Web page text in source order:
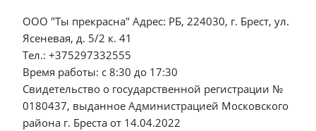
ООО "Ты прекрасна" Адрес: РБ, 224030, г. Брест, ул.
Ясеневая, д. 5/2 к. 41
Тел.: +375297332555
Время работы: с 8:30 до 17:30
Свидетельство о государственной регистрации №
0180437, выданное Администрацией Московского
района г. Бреста от 14.04.2022